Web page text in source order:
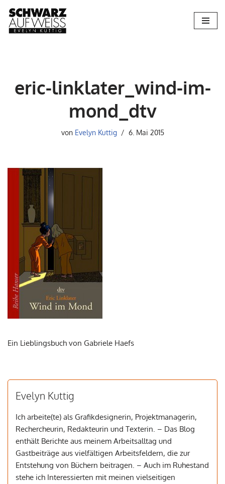
Zum
eric-linklater_wind-im-
mond_dtv
von Evelyn Kuttig 6. Mai 2015
Ein Lieblingsbuch von Gabriele Haefs
Evelyn Kuttig
Ich arbeite(te) als Grafikdesignerin, Projektmanagerin,
Rechercheurin, Redakteurin und Texterin. – Das Blog
enthält Berichte aus meinem Arbeitsalltag und
Gastbeiträge aus vielfältigen Arbeitsfeldern, die zur
Entstehung von Büchern beitragen. – Auch im Ruhestand
stehe ich Interessierten mit meinen vielseitigen